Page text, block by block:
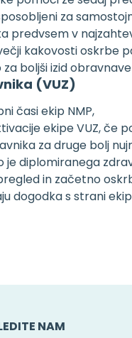
za
v
kakovosti oskrbe
boljši izid
(VUZ)
časi ekip NMP,
ekipe VUZ, če
za druge bolj
diplomiranega
in začetno
dogodka s strani
NAM